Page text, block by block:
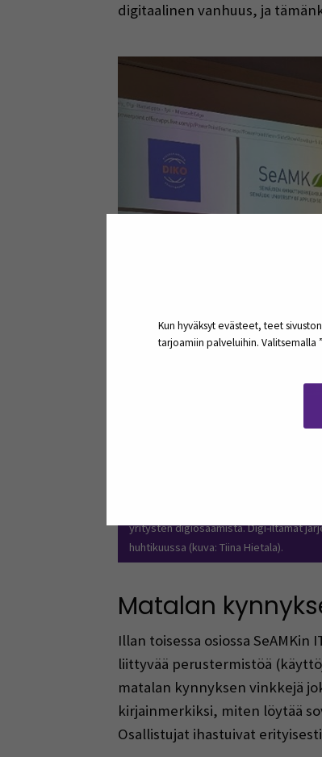
Kun hyväksyt evästeet, teet
tarjoamiin palveluihin. Valitsemalla
digitaalinen vanhuus, ja
yritysten digiosaamista. Digi-iltamat
huhtikuussa (kuva: Tiina Hietala).
Matalan
Illan toisessa osiossa
liittyvää perustermistöä
matalan kynnyksen vinkkejä
kirjainmerkiksi, miten löytää
Osallistujat ihastuivat